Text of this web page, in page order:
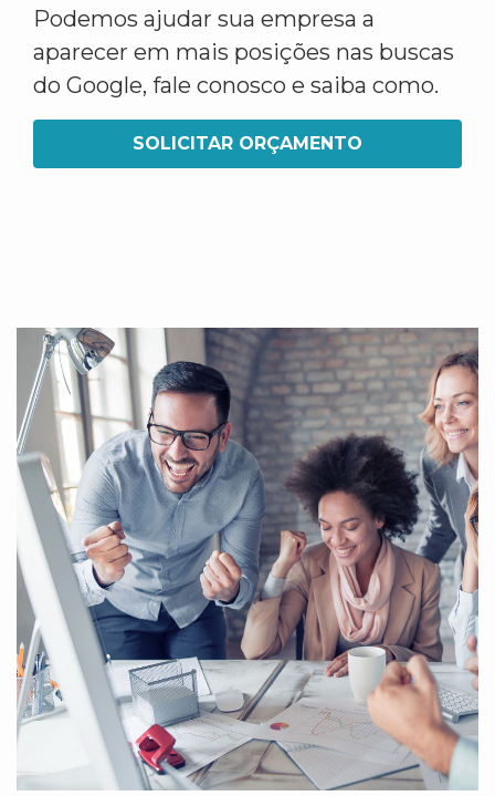
Podemos ajudar sua empresa a
aparecer em mais posições nas buscas
do Google, fale conosco e saiba como.
SOLICITAR ORÇAMENTO